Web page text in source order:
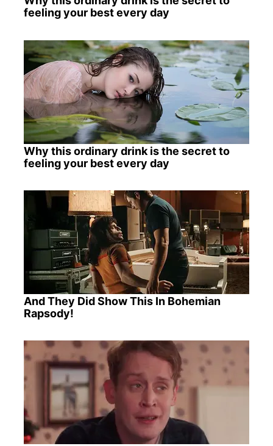
feeling your best every day
Why this ordinary drink is the secret to
feeling your best every day
And They Did Show This In Bohemian
Rapsody!